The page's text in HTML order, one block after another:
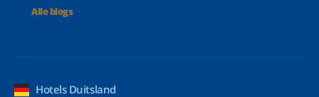
Alle blogs
Hotels Duitsland